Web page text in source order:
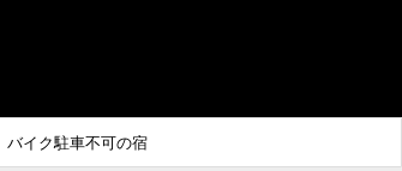
バイク駐車不可の宿